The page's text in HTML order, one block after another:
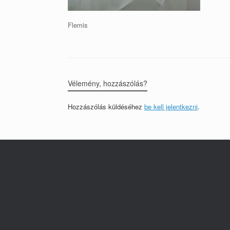
Flemis
Vélemény, hozzászólás?
Hozzászólás küldéséhez be kell jelentkezni.